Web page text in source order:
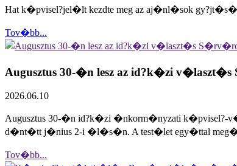
Hat k�pvisel?jel�lt kezdte meg az aj�nl�sok
Tov�bb...
Augusztus 30-�n lesz az id?k�zi
2026.06.10
Augusztus 30-�n id?k�zi �nkorm�nyzati
d�nt�tt j�nius 2-i �l�s�n. A test�let egy�ttal
Tov�bb...